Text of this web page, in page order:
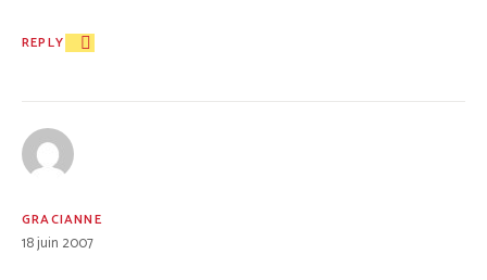
REPLY
GRACIANNE
18 juin 2007